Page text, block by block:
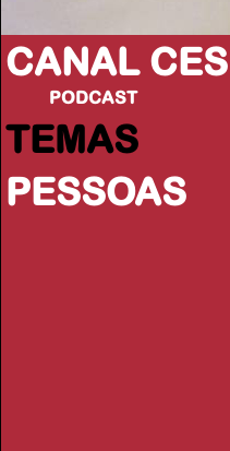
CANAL CES
PODCAST
TEMAS
PESSOAS